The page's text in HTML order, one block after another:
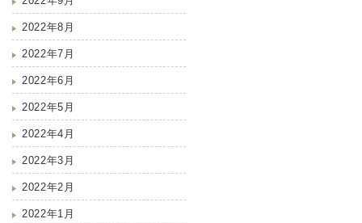
2022年8月
2022年7月
2022年6月
2022年5月
2022年4月
2022年3月
2022年2月
2022年1月